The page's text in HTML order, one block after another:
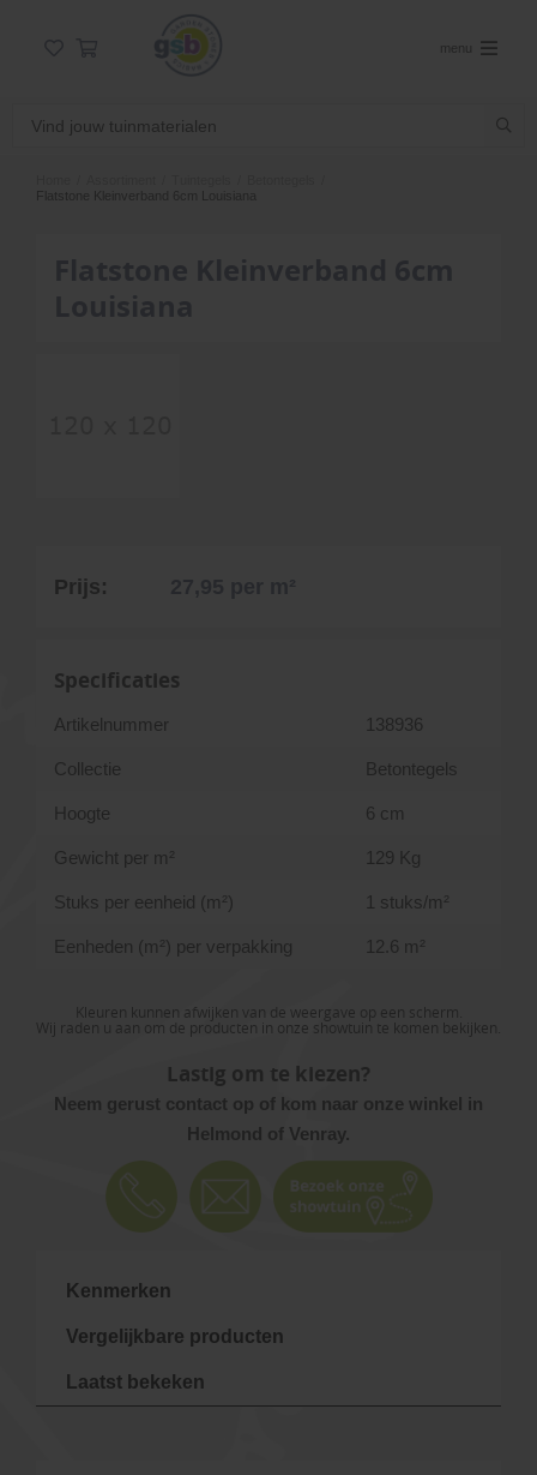
menu
Flatstone Kleinverband 6cm Louisiana
Prijs:
Specificaties
Artikelnummer 138936
Collectie Betontegels
Hoogte 6 cm
Gewicht per m² 129 Kg
Stuks per eenheid (m²) 1 stuks/m²
Eenheden (m²) per verpakking 12.6 m²
Kleuren kunnen afwijken van de weergave op een scherm.
Wij raden u aan om de producten in onze showtuin te komen bekijken.
Lastig om te kiezen?
Neem gerust contact op of kom naar onze winkel in
Helmond of Venray.
Kenmerken
Vergelijkbare producten
Laatst bekeken